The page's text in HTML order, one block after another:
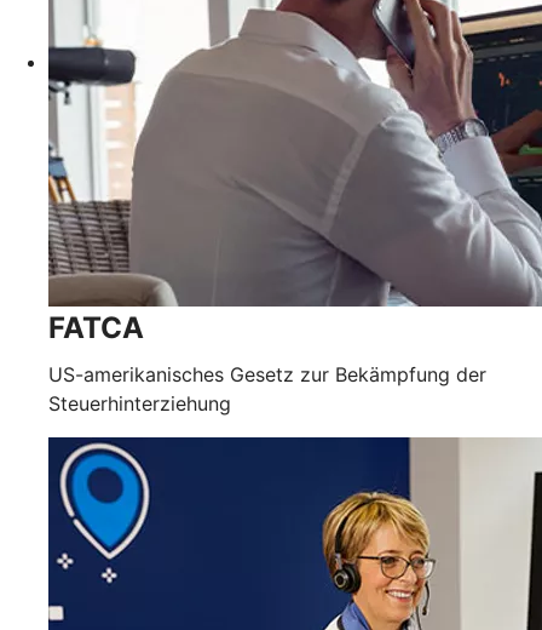
FATCA
US-amerikanisches Gesetz zur Bekämpfung der
Steuerhinterziehung